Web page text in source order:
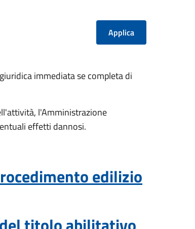
immediata se completa di
l'Amministrazione
effetti dannosi.
edilizio